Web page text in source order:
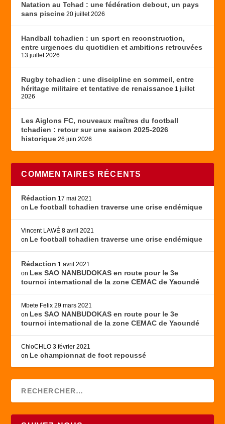
Natation au Tchad : une fédération debout, un pays
sans piscine 20 juillet 2026
Handball tchadien : un sport en reconstruction,
entre urgences du quotidien et ambitions retrouvées
13 juillet 2026
Rugby tchadien : une discipline en sommeil, entre
héritage militaire et tentative de renaissance 1 juillet
2026
Les Aiglons FC, nouveaux maîtres du football
tchadien : retour sur une saison 2025-2026
historique 26 juin 2026
COMMENTAIRES RÉCENTS
Rédaction 17 mai 2021
on Le football tchadien traverse une crise endémique
Vincent LAWÉ 8 avril 2021
on Le football tchadien traverse une crise endémique
Rédaction 1 avril 2021
on Les SAO NANBUDOKAS en route pour le 3e
tournoi international de la zone CEMAC de Yaoundé
Mbete Felix 29 mars 2021
on Les SAO NANBUDOKAS en route pour le 3e
tournoi international de la zone CEMAC de Yaoundé
ChloCHLO 3 février 2021
on Le championnat de foot repoussé